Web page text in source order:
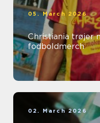
05. March 2026
Christiania trøjer mere end bare
fodboldmerch
02. March 2026